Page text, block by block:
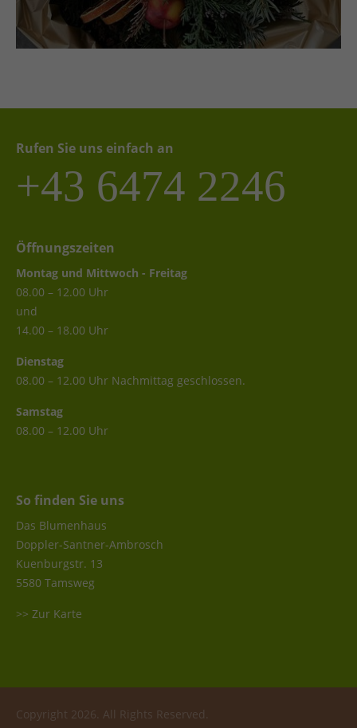
Rufen Sie uns einfach an
+43 6474 2246
Öffnungszeiten
Montag und Mittwoch - Freitag
08.00 – 12.00 Uhr
und
14.00 – 18.00 Uhr
Dienstag
08.00 – 12.00 Uhr Nachmittag geschlossen.
Samstag
08.00 – 12.00 Uhr
So finden Sie uns
Das Blumenhaus
Doppler-Santner-Ambrosch
Kuenburgstr. 13
5580 Tamsweg
>> Zur Karte
Copyright 2026. All Rights Reserved.